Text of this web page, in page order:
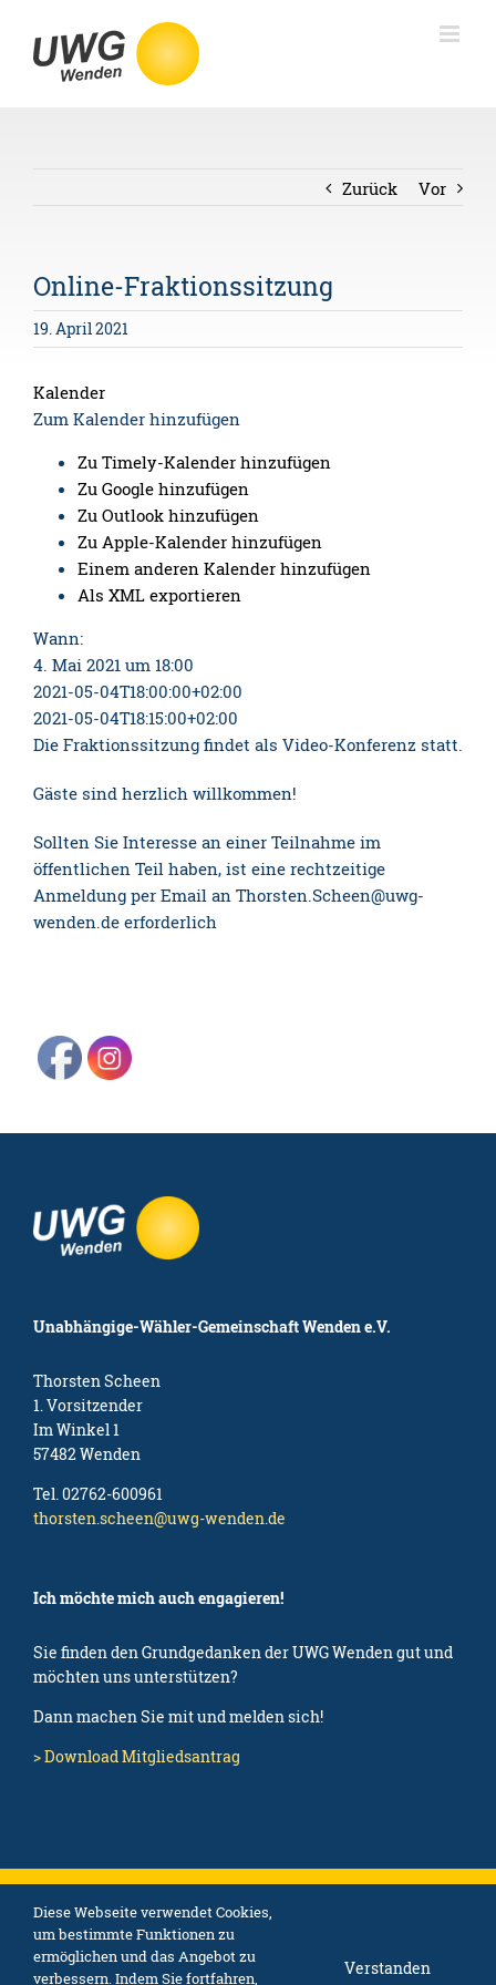
content
Zurück Vor
Online-Fraktionssitzung
19. April 2021
Kalender
Zum Kalender hinzufügen
Zu Timely-Kalender hinzufügen
Zu Google hinzufügen
Zu Outlook hinzufügen
Zu Apple-Kalender hinzufügen
Einem anderen Kalender hinzufügen
Als XML exportieren
Wann:
4. Mai 2021 um 18:00
2021-05-04T18:00:00+02:00
2021-05-04T18:15:00+02:00
Die Fraktionssitzung findet als Video-Konferenz statt.
Gäste sind herzlich willkommen!
Sollten Sie Interesse an einer Teilnahme im
öffentlichen Teil haben, ist eine rechtzeitige
Anmeldung per Email an Thorsten.Scheen@uwg-
wenden.de erforderlich
Unabhängige-Wähler-Gemeinschaft Wenden e.V.
Thorsten Scheen
1. Vorsitzender
Im Winkel 1
57482 Wenden
Tel. 02762-600961
thorsten.scheen@uwg-wenden.de
Ich möchte mich auch engagieren!
Sie finden den Grundgedanken der UWG Wenden gut und
möchten uns unterstützen?
Dann machen Sie mit und melden sich!
> Download Mitgliedsantrag
Startseite —Impressum —Datenschutz —
Diese Webseite verwendet Cookies,
um bestimmte Funktionen zu
ermöglichen und das Angebot zu
verbessern. Indem Sie fortfahren,
Verstanden